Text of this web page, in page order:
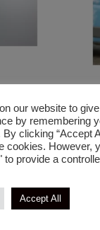
Diablo
Στη
our website to
by remembering
clicking “Accept
cookies. However,
to provide a
Accept All